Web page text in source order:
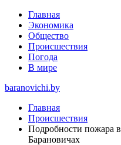
Главная
Экономика
Общество
Происшествия
Погода
В мире
baranovichi.by
Главная
Происшествия
Подробности пожара
Барановичах